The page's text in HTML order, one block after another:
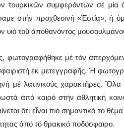
τουρκικῶν συμφερόντων σέ μία
στήν προχθεσινή «Ἑστία», ἡ
υιό τοῦ ἀποθανόντος
μέ τόν
ἐκ μετεγγραφῆς. Ἡ
μέ λατινικούς χαρακτῆρες.
ἀπό καιρό στήν ἀθλητική
ὅτι εἶναι πιό σημαντικό τό
ἀπό τό θρακικό ποδόσφαιρο.